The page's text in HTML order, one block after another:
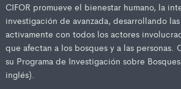
CIFOR promueve el bienestar humano, la
investigación de avanzada, desarrollando
activamente con todos los actores
que afectan a los bosques y a las
su Programa de Investigación sobre
inglés).